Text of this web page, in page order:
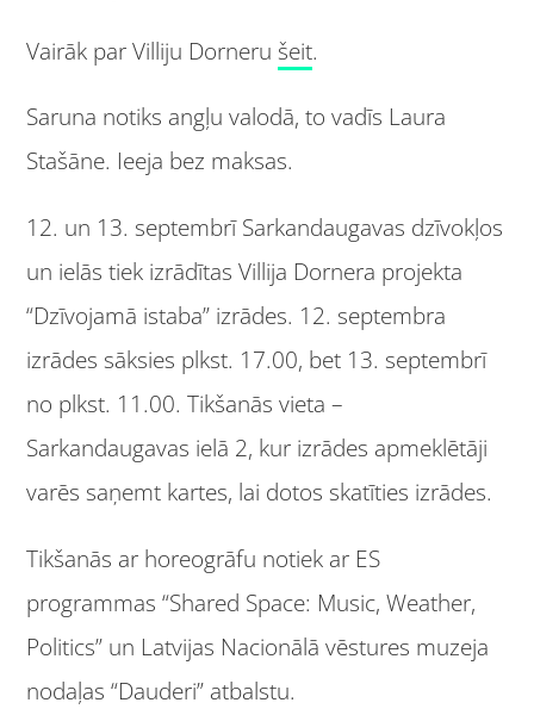
Vairāk par Villiju Dorneru šeit.
Saruna notiks angļu valodā, to vadīs Laura
Stašāne. Ieeja bez maksas.
12. un 13. septembrī Sarkandaugavas dzīvokļos
un ielās tiek izrādītas Villija Dornera projekta
“Dzīvojamā istaba” izrādes. 12. septembra
izrādes sāksies plkst. 17.00, bet 13. septembrī
no plkst. 11.00. Tikšanās vieta –
Sarkandaugavas ielā 2, kur izrādes apmeklētāji
varēs saņemt kartes, lai dotos skatīties izrādes.
Tikšanās ar horeogrāfu notiek ar ES
programmas “Shared Space: Music, Weather,
Politics” un Latvijas Nacionālā vēstures muzeja
nodaļas “Dauderi” atbalstu.